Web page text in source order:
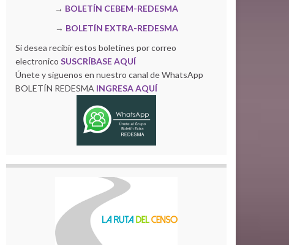
→ BOLETÍN CEBEM-REDESMA
→ BOLETÍN EXTRA-REDESMA
Si desea recibir estos boletines por correo
electronico SUSCRÍBASE AQUÍ
Únete y siguenos en nuestro canal de WhatsApp
BOLETÍN REDESMA INGRESA AQUÍ